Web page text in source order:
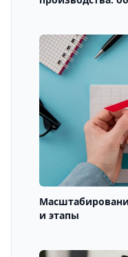
и этапы